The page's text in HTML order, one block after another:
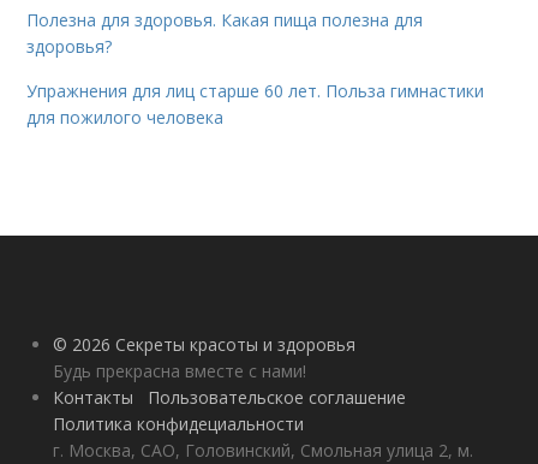
Полезна для здоровья. Какая пища полезна для
здоровья?
Упражнения для лиц старше 60 лет. Польза гимнастики
для пожилого человека
© 2026 Секреты красоты и здоровья
Будь прекрасна вместе с нами!
Контакты
Пользовательское соглашение
Политика конфидециальности
г. Москва, САО, Головинский, Смольная улица 2, м.